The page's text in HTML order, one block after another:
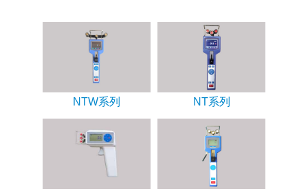
NTW系列 NT系列